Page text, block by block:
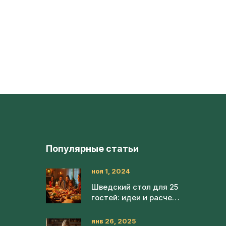
Популярные статьи
ноя 1, 2024
Шведский стол для 25
гостей: идеи и расчеты
янв 26, 2025